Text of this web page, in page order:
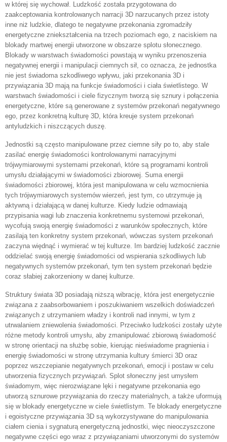
w której się wychował. Ludzkość została przygotowana do
zaakceptowania kontrolowanych narracji 3D narzucanych przez istoty
inne niż ludzkie, dlatego te negatywne przekonania zgromadziły
energetyczne zniekształcenia na trzech poziomach ego, z naciskiem na
blokady martwej energii utworzone w obszarze splotu słonecznego.
Blokady w warstwach świadomości powstają w wyniku przenoszenia
negatywnej energii i manipulacji ciemnych sił, co oznacza, że jednostka
nie jest świadoma szkodliwego wpływu, jaki przekonania 3D i
przywiązania 3D mają na funkcje świadomości i ciała świetlistego. W
warstwach świadomości i ciele fizycznym tworzą się sznury i połączenia
energetyczne, które są generowane z systemów przekonań negatywnego
ego, przez konkretną kulturę 3D, która kreuje system przekonań
antyludzkich i niszczących duszę.
Jednostki są często manipulowane przez ciemne siły po to, aby stale
zasilać energię świadomości kontrolowanymi narracyjnymi
trójwymiarowymi systemami przekonań, które są programami kontroli
umysłu działającymi w świadomości zbiorowej. Suma energii
świadomości zbiorowej, która jest manipulowana w celu wzmocnienia
tych trójwymiarowych systemów wierzeń, jest tym, co utrzymuje ją
aktywną i działającą w danej kulturze. Kiedy ludzie odmawiają
przypisania wagi lub znaczenia konkretnemu systemowi przekonań,
wycofują swoją energię świadomości z warunków społecznych, które
zasilają ten konkretny system przekonań, wówczas system przekonań
zaczyna więdnąć i wymierać w tej kulturze. Im bardziej ludzkość zacznie
oddzielać swoją energię świadomości od wspierania szkodliwych lub
negatywnych systemów przekonań, tym ten system przekonań będzie
coraz słabiej zakorzeniony w danej kulturze.
Struktury świata 3D posiadają niższą wibrację, która jest energetycznie
związana z zaabsorbowaniem i poszukiwaniem wszelkich doświadczeń
związanych z utrzymaniem władzy i kontroli nad innymi, w tym z
utrwalaniem zniewolenia świadomości. Przeciwko ludzkości zostały użyte
różne metody kontroli umysłu, aby zmanipulować zbiorową świadomość
w stronę orientacji na służbę sobie, kierując nieświadome pragnienia i
energię świadomości w stronę utrzymania kultury śmierci 3D oraz
poprzez wszczepianie negatywnych przekonań, emocji i postaw w celu
utworzenia fizycznych przywiązań. Splot słoneczny jest umysłem
świadomym, więc nierozwiązane lęki i negatywne przekonania ego
utworzą sznurowe przywiązania do rzeczy materialnych, a także uformują
się w blokady energetyczne w ciele świetlistym. Te blokady energetyczne
i egoistyczne przywiązania 3D są wykorzystywane do manipulowania
ciałem cienia i sygnaturą energetyczną jednostki, więc nieoczyszczone
negatywne części ego wraz z przywiązaniami utworzonymi do systemów